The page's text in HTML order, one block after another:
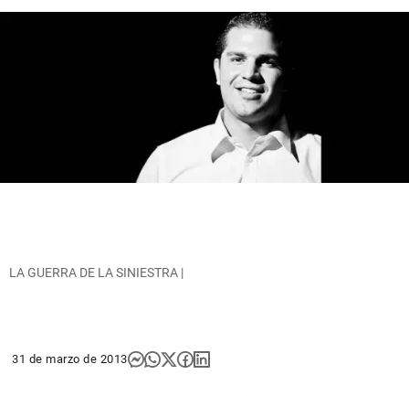
LA GUERRA DE LA SINIESTRA |
31 de marzo de 2013